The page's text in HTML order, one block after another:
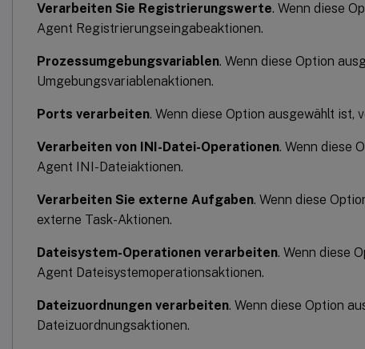
Verarbeiten Sie Registrierungswerte. Wenn diese
Agent Registrierungseingabeaktionen.
Prozessumgebungsvariablen. Wenn diese Option
Umgebungsvariablenaktionen.
Ports verarbeiten. Wenn diese Option ausgewählt
Verarbeiten von INI-Datei-Operationen. Wenn diese
Agent INI-Dateiaktionen.
Verarbeiten Sie externe Aufgaben. Wenn diese
externe Task-Aktionen.
Dateisystem-Operationen verarbeiten. Wenn diese
Agent Dateisystemoperationsaktionen.
Dateizuordnungen verarbeiten. Wenn diese Option
Dateizuordnungsaktionen.